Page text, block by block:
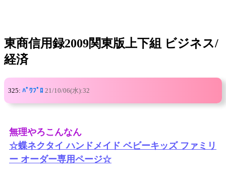
東商信用録2009関東版上下組 ビジネス/
経済
325: ﾊﾟﾜﾌﾟﾛ 21/10/06(水):32
無理やろこんなん
☆蝶ネクタイ ハンドメイド ベビーキッズ ファミリ
ー オーダー専用ページ☆